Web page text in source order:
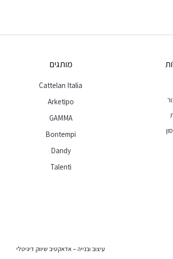
מותגים
Cattelan Italia
Arketipo
GAMMA
Bontempi
Dandy
Talenti
עיצוב ובנייה – אדאקטיב שיווק דיגיטלי